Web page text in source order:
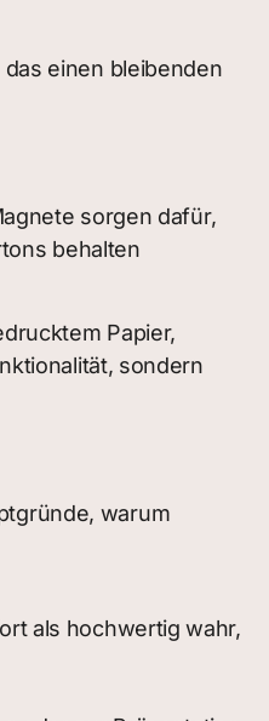
einen bleibenden
sorgen dafür,
behalten
Papier,
sondern
warum
als hochwertig wahr,